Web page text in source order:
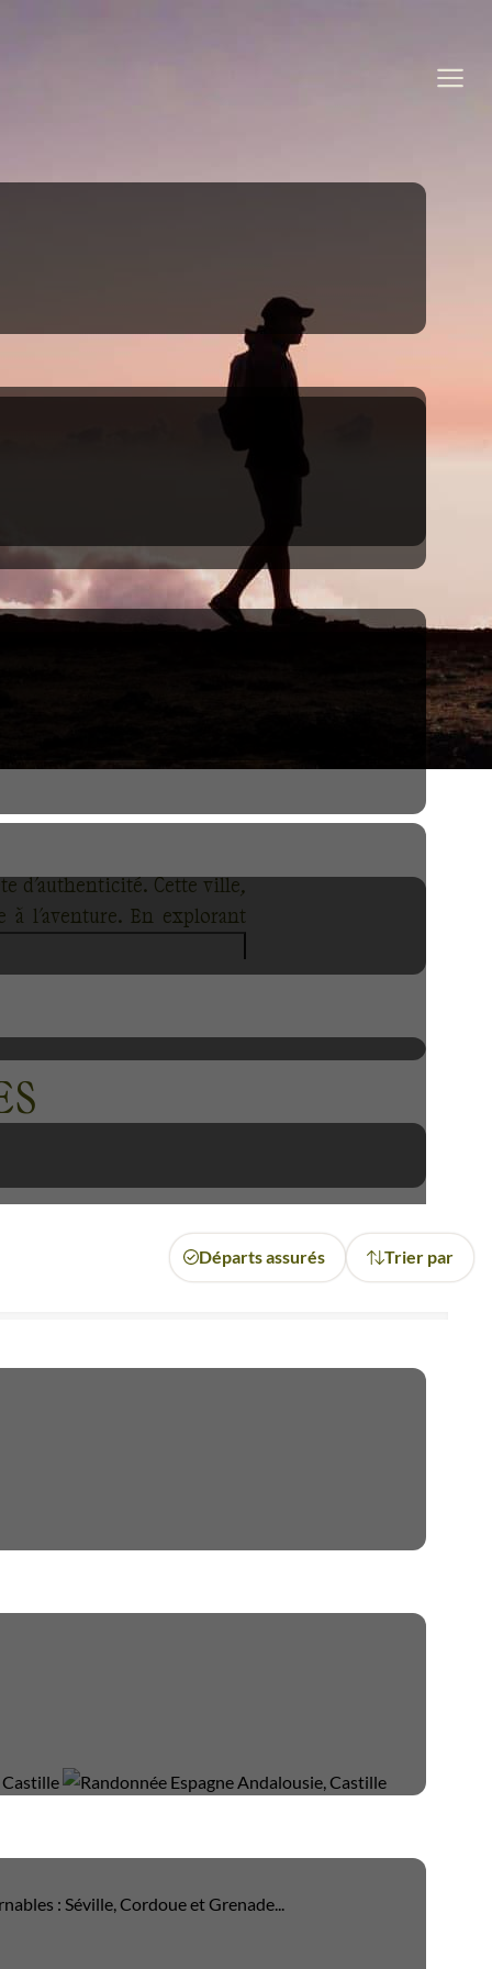
d'authenticité. Cette ville,
à l'aventure. En explorant
devant les jardins du
des civilisations passées.
parfaitement
Départs assurés Trier par
: Séville, Cordoue et Grenade...